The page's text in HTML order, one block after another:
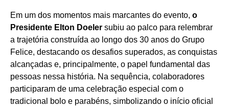
Em um dos momentos mais marcantes do evento, o
Presidente Elton Doeler subiu ao palco para relembrar
a trajetória construída ao longo dos 30 anos do Grupo
Felice, destacando os desafios superados, as conquistas
alcançadas e, principalmente, o papel fundamental das
pessoas nessa história. Na sequência, colaboradores
participaram de uma celebração especial com o
tradicional bolo e parabéns, simbolizando o início oficial